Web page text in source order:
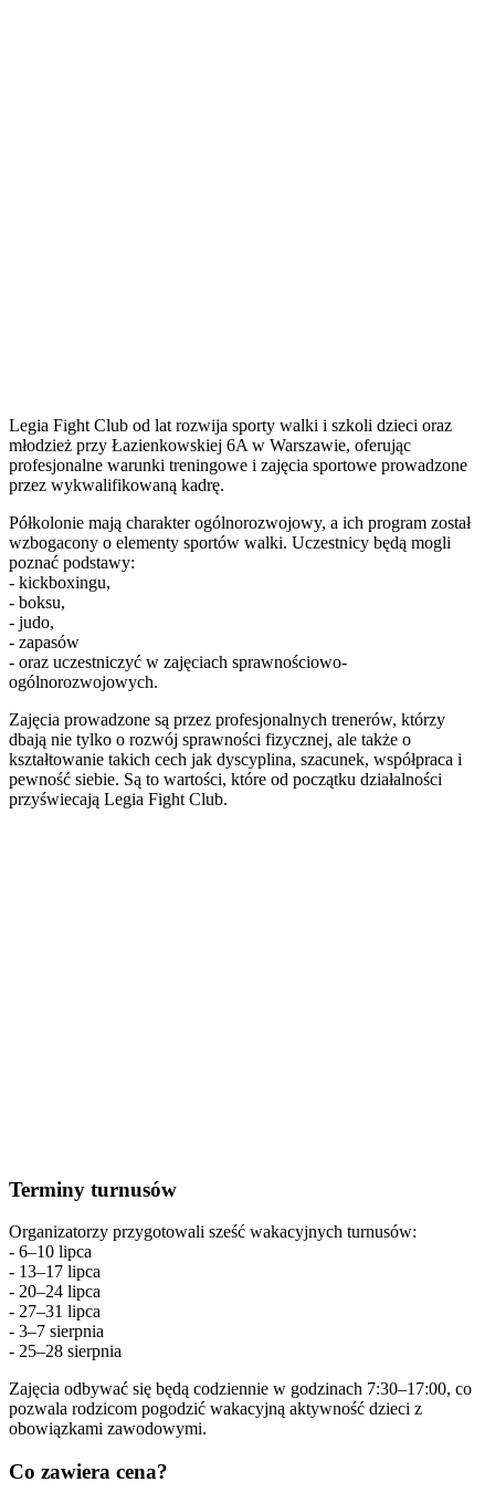
Legia Fight Club od lat rozwija sporty walki i szkoli dzieci oraz
młodzież przy Łazienkowskiej 6A w Warszawie, oferując
profesjonalne warunki treningowe i zajęcia sportowe prowadzone
przez wykwalifikowaną kadrę.
Półkolonie mają charakter ogólnorozwojowy, a ich program został
wzbogacony o elementy sportów walki. Uczestnicy będą mogli
poznać podstawy:
- kickboxingu,
- boksu,
- judo,
- zapasów
- oraz uczestniczyć w zajęciach sprawnościowo-
ogólnorozwojowych.
Zajęcia prowadzone są przez profesjonalnych trenerów, którzy
dbają nie tylko o rozwój sprawności fizycznej, ale także o
kształtowanie takich cech jak dyscyplina, szacunek, współpraca i
pewność siebie. Są to wartości, które od początku działalności
przyświecają Legia Fight Club.
Terminy turnusów
Organizatorzy przygotowali sześć wakacyjnych turnusów:
- 6–10 lipca
- 13–17 lipca
- 20–24 lipca
- 27–31 lipca
- 3–7 sierpnia
- 25–28 sierpnia
Zajęcia odbywać się będą codziennie w godzinach 7:30–17:00, co
pozwala rodzicom pogodzić wakacyjną aktywność dzieci z
obowiązkami zawodowymi.
Co zawiera cena?